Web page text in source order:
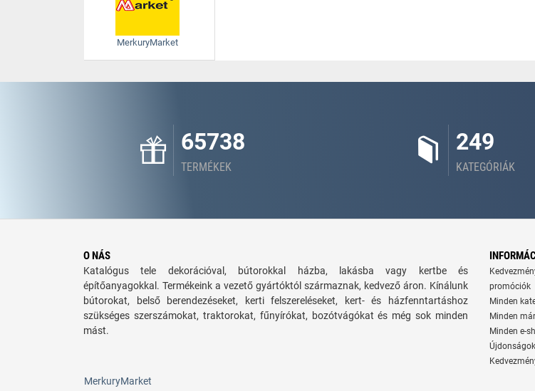
MerkuryMarket
65738
TERMÉKEK
249
KATEGÓRIÁK
O NÁS
Katalógus tele dekorációval, bútorokkal házba, lakásba vagy kertbe és
építőanyagokkal. Termékeink a vezető gyártóktól származnak, kedvező áron. Kínálunk
bútorokat, belső berendezéseket, kerti felszereléseket, kert- és házfenntartáshoz
szükséges szerszámokat, traktorokat, fűnyírókat, bozótvágókat és még sok minden
mást.
promóciók
Minden
Minden
Minden e-
Újdonságok
MerkuryMarket